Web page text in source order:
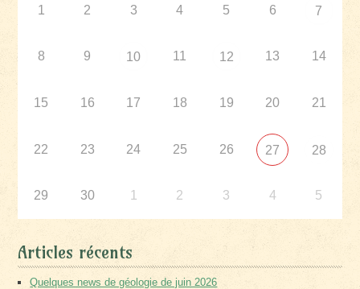
1 2 3 4 5 6 7
8 9 10 11 12 13 14
15 16 17 18 19 20 21
22 23 24 25 26 27 28
29 30 1 2 3 4 5
Articles récents
Quelques news de géologie de juin 2026